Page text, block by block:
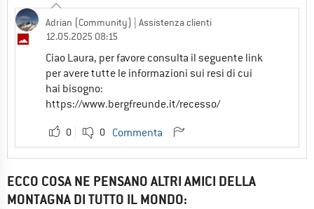
Adrian (Community)
| Assistenza clienti
12.05.2025 08:15
Ciao Laura, per favore consulta il seguente link
per avere tutte le informazioni sui resi di cui
hai bisogno:
https://www.bergfreunde.it/recesso/
0 0 Commenta
ECCO COSA NE PENSANO ALTRI AMICI DELLA
MONTAGNA DI TUTTO IL MONDO: